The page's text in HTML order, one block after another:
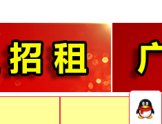
虚位